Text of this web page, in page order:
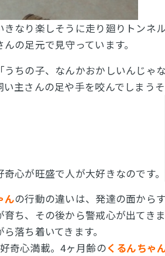
なり楽しそうに走り廻りトンネル
の足元で見守っています。
うちの子、なんかおかしいんじゃ
主さんの足や手を咬んでしまう
心が旺盛で人が大好きなのです。
んの行動の違いは、発達の面から
ち、その後から警戒心が出てき
落ち着いてきます。
奇心満載。4ヶ月齢のくるんちゃ